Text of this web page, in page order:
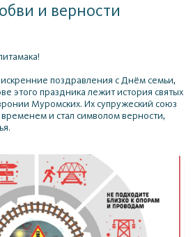
и верности
поздравления с Днём семьи,
этого праздника лежит история святых
Муромских. Их супружеский союз
и стал символом верности,